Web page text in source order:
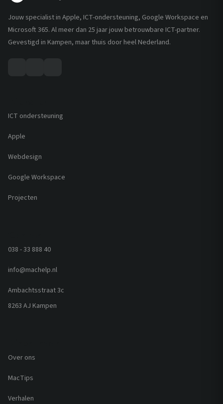
Jouw specialist in Apple, ICT-ondersteuning, Google Workspace en
Microsoft 365. Al meer dan 25 jaar jouw betrouwbare ICT-partner.
Gevestigd in Kampen, maar thuis door heel Nederland.
ICT ondersteuning
Apple
Webdesign
Google Workspace
Projecten
038 - 33 888 40
info@machelp.nl
Ambachtsstraat 3c
8263 AJ Kampen
Over ons
MacTips
Verhalen